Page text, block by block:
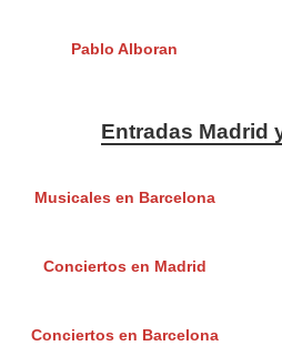
Pablo Alboran
Entradas Madrid
Musicales en Barcelona
Conciertos en Madrid
Conciertos en Barcelona